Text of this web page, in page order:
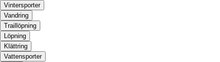
Vintersporter
Vandring
Traillöpning
Löpning
Klättring
Vattensporter